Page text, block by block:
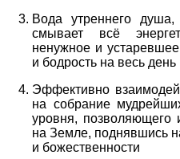
Вода утреннего
смывает всё
ненужное и
и бодрость на весь день
Эффективно
на собрание
уровня,
на Земле, поднявшись
и божественности